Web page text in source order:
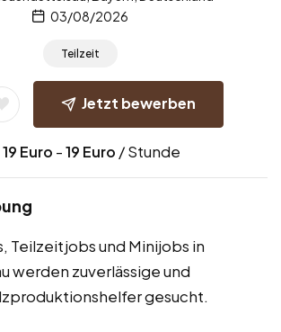
03/08/2026
Teilzeit
Jetzt bewerben
19 Euro -19 Euro / Stunde
Teilzeitjobs und Minijobs in
werden zuverlässige und
gesucht.